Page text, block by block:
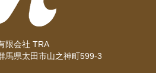
限会社 TRA
県太田市山之神町599-3